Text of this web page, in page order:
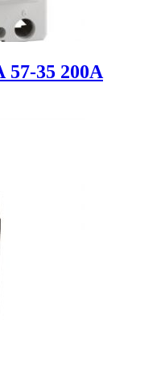
57-35 200А